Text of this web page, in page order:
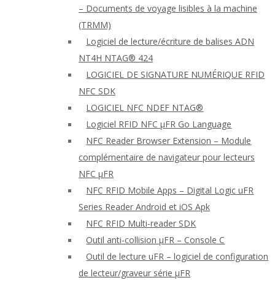
– Documents de voyage lisibles à la machine
(TRMM)
Logiciel de lecture/écriture de balises ADN
NT4H NTAG® 424
LOGICIEL DE SIGNATURE NUMÉRIQUE RFID
NFC SDK
LOGICIEL NFC NDEF NTAG®
Logiciel RFID NFC μFR Go Language
NFC Reader Browser Extension – Module
complémentaire de navigateur pour lecteurs
NFC μFR
NFC RFID Mobile Apps – Digital Logic uFR
Series Reader Android et iOS Apk
NFC RFID Multi-reader SDK
Outil anti-collision μFR – Console C
Outil de lecture uFR – logiciel de configuration
de lecteur/graveur série μFR